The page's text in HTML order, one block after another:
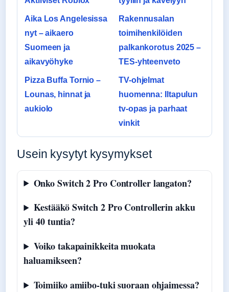
Aika Los Angelesissa
nyt – aikaero
Suomeen ja
aikavyöhyke
Rakennusalan
toimihenkilöiden
palkankorotus 2025 –
TES-yhteenveto
Pizza Buffa Tornio –
Lounas, hinnat ja
aukiolo
TV-ohjelmat
huomenna: Iltapulun
tv-opas ja parhaat
vinkit
Usein kysytyt kysymykset
Onko Switch 2 Pro Controller langaton?
Kestääkö Switch 2 Pro Controllerin akku
yli 40 tuntia?
Voiko takapainikkeita muokata
haluamikseen?
Toimiiko amiibo-tuki suoraan ohjaimessa?